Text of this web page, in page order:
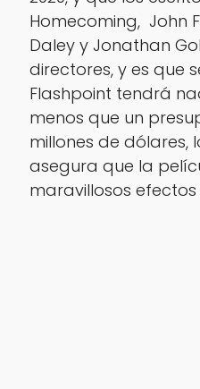
Homecoming, John
Daley y Jonathan
directores, y es que
Flashpoint tendrá
menos que un
millones de dólares,
asegura que la
maravillosos efectos